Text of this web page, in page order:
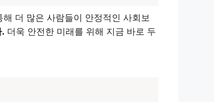
더 많은 사람들이 안정적인 사회보
더욱 안전한 미래를 위해 지금 바로 두